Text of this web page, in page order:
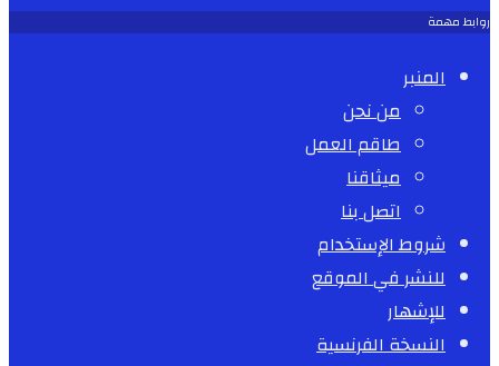
روابط مهمة
المنبر
من نحن
طاقم العمل
ميثاقنا
اتصل بنا
شروط الإستخدام
للنشر في الموقع
للإشهار
النسخة الفرنسية